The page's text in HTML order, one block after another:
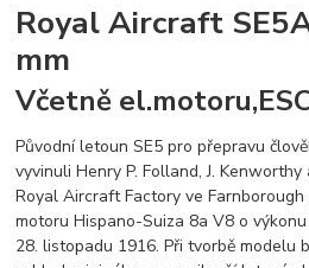
Royal Aircraft
mm
Včetně
Původní letoun SE5 pro přepravu
vyvinuli Henry P. Folland, J.
Royal Aircraft Factory ve
motoru Hispano-Suiza 8a V8 o
28. listopadu 1916. Při tvorbě modelu